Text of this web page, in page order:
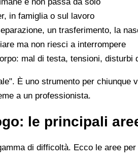
e non passa da solo
in famiglia o sul lavoro
un trasferimento, la
ma non riesci a interrompere
mal di testa, tensioni, disturbi
È uno strumento per
a un professionista.
le principali
di difficoltà. Ecco le aree